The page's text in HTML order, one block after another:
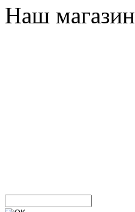
Наш магазин